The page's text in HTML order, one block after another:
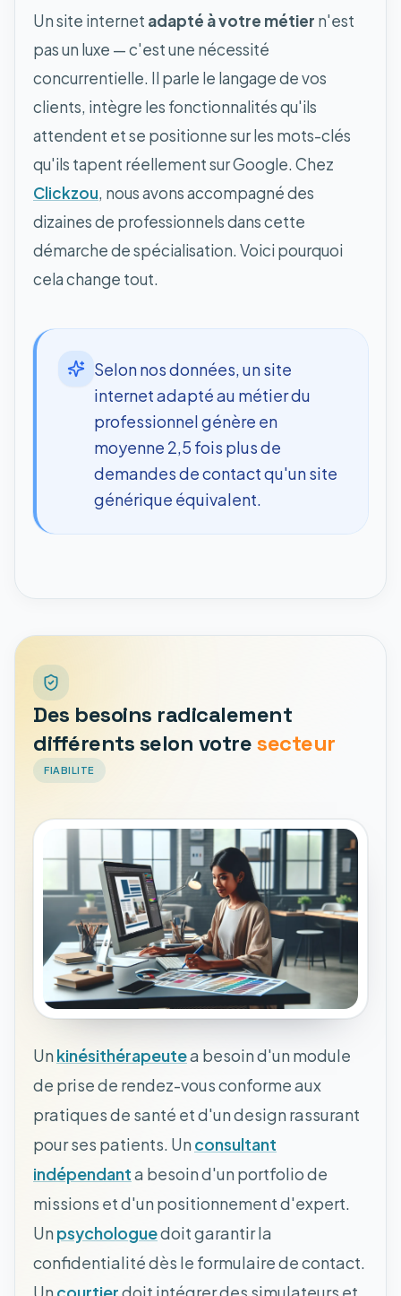
Un site internet adapté à votre métier n'est
pas un luxe — c'est une nécessité
concurrentielle. Il parle le langage de vos
clients, intègre les fonctionnalités qu'ils
attendent et se positionne sur les mots-clés
qu'ils tapent réellement sur Google. Chez
Clickzou, nous avons accompagné des
dizaines de professionnels dans cette
démarche de spécialisation. Voici pourquoi
cela change tout.
Selon nos données, un site
internet adapté au métier du
professionnel génère en
moyenne 2,5 fois plus de
demandes de contact qu'un site
générique équivalent.
Des besoins radicalement
différents selon votresecteur
FIABILITE
Unkinésithérapeutea besoin d'un module
de prise de rendez-vous conforme aux
pratiques de santé et d'un design rassurant
pour ses patients. Unconsultant
indépendanta besoin d'un portfolio de
missions et d'un positionnement d'expert.
Unpsychologuedoit garantir la
confidentialité dès le formulaire de contact.
Uncourtierdoit intégrer des simulateurs et